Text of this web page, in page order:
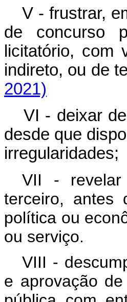
V - frustrar,
de concurso
licitatório, com
indireto, ou
2021)
VI - deixar
desde que
VII - revelar
terceiro, antes
política ou
ou serviço.
VIII -
e aprovação